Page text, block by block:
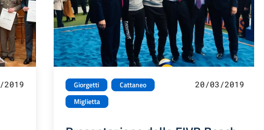
Giorgetti
Cattaneo
Miglietta
20/03/2019